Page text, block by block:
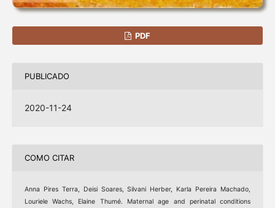
PDF
PUBLICADO
2020-11-24
COMO CITAR
Anna Pires Terra, Deisi Soares, Silvani Herber, Karla Pereira Machado,
Louriele Wachs, Elaine Thumé. Maternal age and perinatal conditions